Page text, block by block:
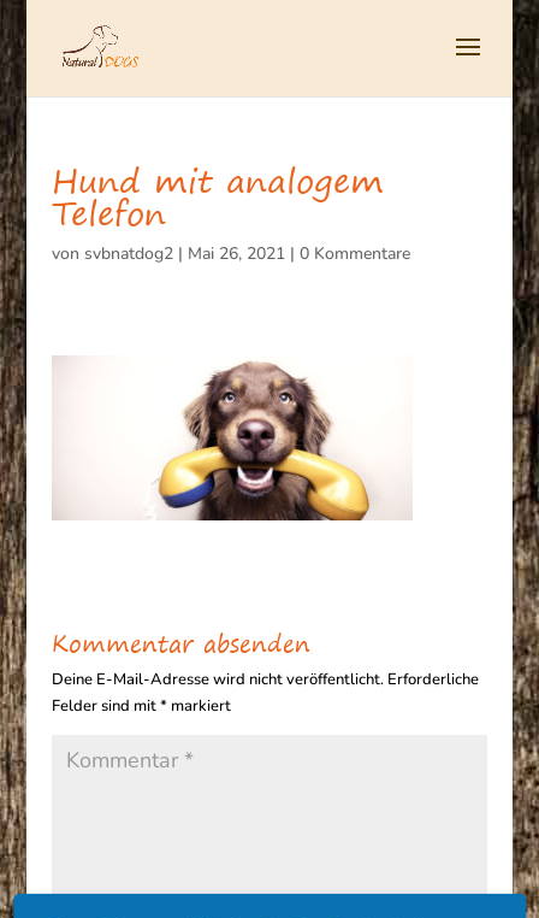
Hund mit analogem
Telefon
von svbnatdog2| Mai 26, 2021| 0 Kommentare
Kommentar absenden
Deine E-Mail-Adresse wird nicht veröffentlicht. Erforderliche
Felder sind mit*markiert